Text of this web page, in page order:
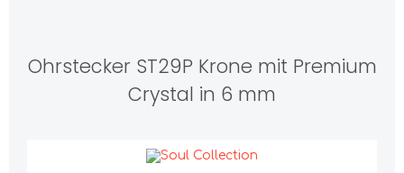
Ohrstecker ST29P Krone mit Premium
Crystal in 6 mm